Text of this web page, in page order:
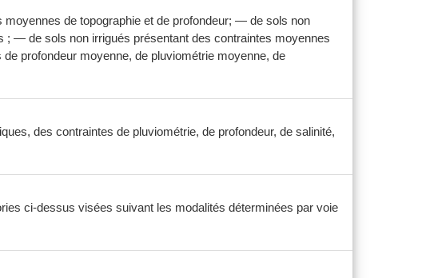
de topographie et de profondeur; — de sols non
; — de sols non irrigués présentant des contraintes moyennes
profondeur moyenne, de pluviométrie moyenne, de
des contraintes de pluviométrie, de profondeur, de salinité,
ci-dessus visées suivant les modalités déterminées par voie